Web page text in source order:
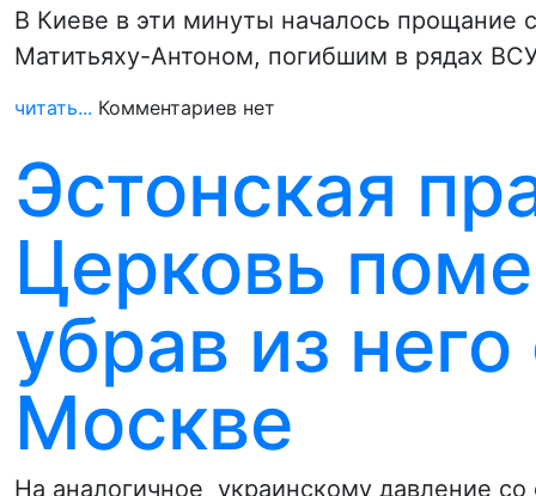
В Киеве в эти минуты началось прощание
Матитьяху-Антоном, погибшим в рядах
читать... Комментариев нет
Эстонская
Церковь
убрав из
Москве
На аналогичное украинскому давление со